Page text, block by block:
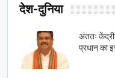
देश-दुनिया
अंततः
प्रधान का